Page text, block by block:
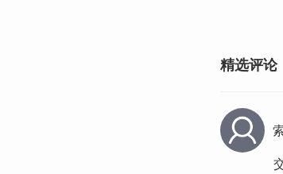
精选评论